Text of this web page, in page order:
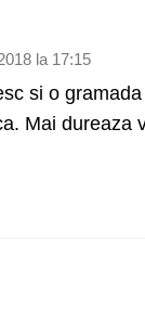
la 17:15
si o
Mai dureaza